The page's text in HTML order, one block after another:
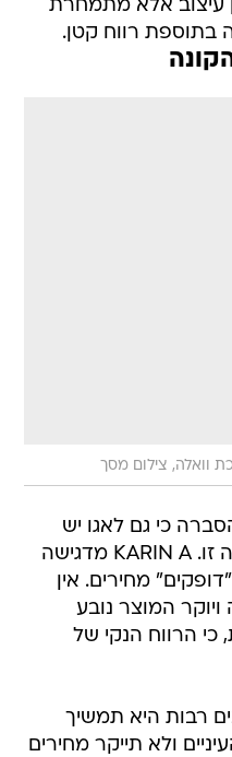
עיצוב אלא מתמחרת
בתוספת רווח קטן.
וואלה, צילום מסך
כי גם לאגו יש
מחיר, הן שללו מכל וכל טענה זו. KARIN A מדגישה
מחירים. אין
המוצר נובע
כי הרווח הנקי של
רבות היא תמשיך
ולא תייקר מחירים